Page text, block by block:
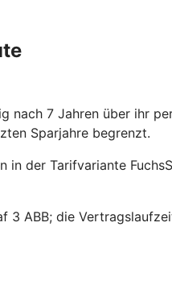
nach 7 Jahren über ihr
Sparjahre begrenzt.
in der Tarifvariante
3 ABB; die